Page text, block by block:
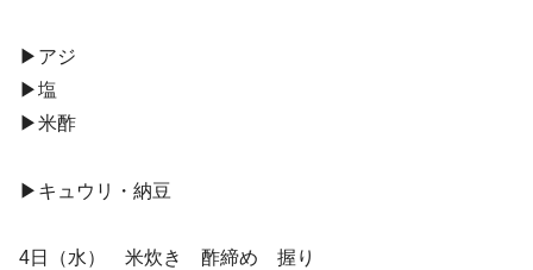
▶︎アジ
▶︎塩
▶︎米酢
▶︎キュウリ・納豆
4日（水） 米炊き 酢締め 握り